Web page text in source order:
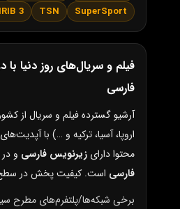
SuperSport
TSN
IRIB 3
فیلم و سریال‌های روز دنیا با
فارسی
آرشیو گسترده فیلم و سریال از
اروپا، آسیا، ترکیه و …) با
محتوا دارای زیرنویس فارسی و
فارسی است. کیفیت پخش در
برخی شبکه‌ها/پلتفرم‌های مطرح